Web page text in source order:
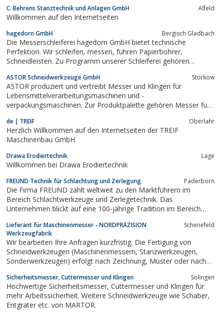
C. Behrens Stanztechnik und Anlagen GmbH Alfeld
Willkommen auf den Internetseiten
hagedorn GmbH Bergisch Gladbach
Die Messerschleiferei hagedorn GmbH bietet technische
Perfektion. Wir schleifen, messen, führen Papierbohrer,
Schneidleisten. Zu Programm unserer Schleiferei gehören
genauso wie Papiermesser, Papierschneidemesser, Polar-
Maschinenmesser mit Spezialisierung auf den...
ASTOR Schneidwerkzeuge GmbH Storkow
ASTOR produziert und vertreibt Messer und Klingen für
Lebensmittelverarbeitungsmaschinen und -
verpackungsmaschinen. Zur Produktpalette gehören Messer für
oder neuartige Maschinen.Die Mitarbeiter von ASTOR haben sich
in den über 25 Jahren ihrer Firmengeschichte...
de | TREIF Oberlahr
Herzlich Willkommen auf den Internetseiten der TREIF
Maschinenbau GmbH
Drawa Erodiertechnik Lage
Willkommen bei Drawa Erodiertechnik
FREUND Technik für Schlachtung und Zerlegung Paderborn
Die Firma FREUND zählt weltweit zu den Marktführern im
Bereich Schlachtwerkzeuge und Zerlegetechnik. Das
Unternehmen blickt auf eine 100-jährige Tradition im Bereich
Generation familiengeführt. FREUND verfügt über einen eigenen
Außendienst und über 65 Vertretungen im...
Lieferant für Maschinenmesser - NORDPRÄZISION
Werkzeugfabrik
Schenefeld
Wir bearbeiten Ihre Anfragen kurzfristig. Die Fertigung von
Schneidwerkzeugen (Maschinenmessern, Stanzwerkzeugen,
Sonderwerkzeugen) erfolgt nach Zeichnung, Muster oder nach
Sicherheitsmesser, Cuttermesser und Klingen Solingen
Hochwertige Sicherheitsmesser, Cuttermesser und Klingen für
mehr Arbeitssicherheit. Weitere Schneidwerkzeuge wie Schaber,
Entgrater etc. von MARTOR.